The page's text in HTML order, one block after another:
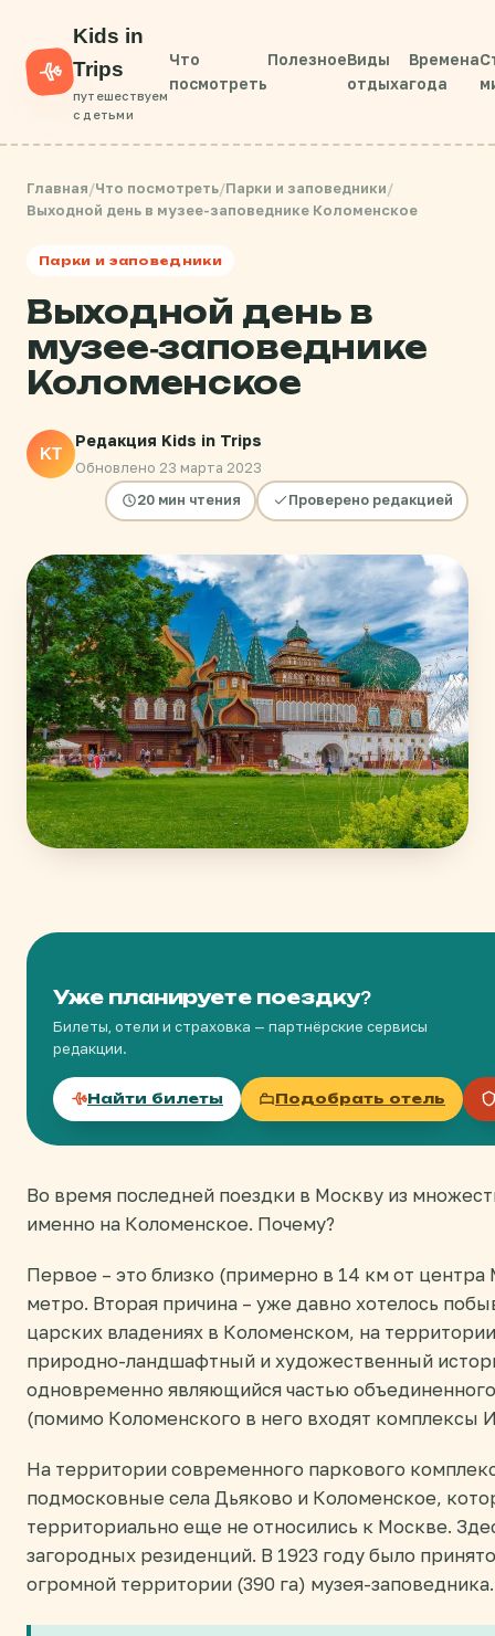
Kids in
Trips
путешествуем
с детьми
Что
посмотреть
ПолезноеВиды
отдыха
Времена
года
Главная/Что посмотреть/Парки и заповедники/
Выходной день в музее-заповеднике Коломенское
Парки и заповедники
Выходной день в
музее-заповеднике
Коломенское
KT
Редакция Kids in Trips
Обновлено 23 марта 2023
20 мин чтения
Проверено редакцией
Уже планируете поездку?
Билеты, отели и страховка — партнёрские сервисы
редакции.
Найти билеты Подобрать отель
Во время последней поездки в Москву из
именно на Коломенское. Почему?
Первое – это близко (примерно в 14 км от
метро. Вторая причина – уже давно хотелось
царских владениях в Коломенском, на
природно-ландшафтный и художественный
одновременно являющийся частью
(помимо Коломенского в него входят комплексы
На территории современного паркового
подмосковные села Дьяково и Коломенское,
территориально еще не относились к Москве.
загородных резиденций. В 1923 году было
огромной территории (390 га) музея-заповедника.